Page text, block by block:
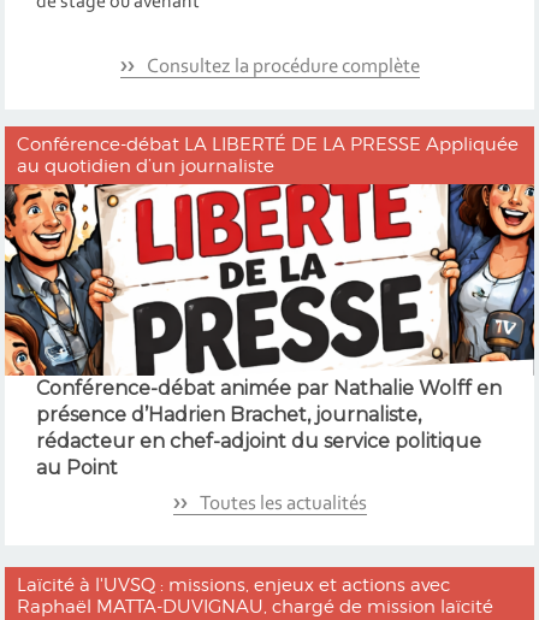
Consultez la procédure complète
Conférence-débat LA LIBERTÉ DE LA PRESSE Appliquée
au quotidien d’un journaliste
Conférence-débat animée par Nathalie Wolff en
présence d’Hadrien Brachet, journaliste,
rédacteur en chef-adjoint du service politique
au Point
Toutes les actualités
Laïcité à l'UVSQ : missions, enjeux et actions avec
Raphaël MATTA-DUVIGNAU, chargé de mission laïcité